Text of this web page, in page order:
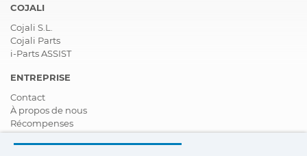
COJALI
Cojali S.L.
Cojali Parts
i-Parts ASSIST
ENTREPRISE
Contact
À propos de nous
Récompenses
Certifications
Responsabilité Sociale D'entreprise